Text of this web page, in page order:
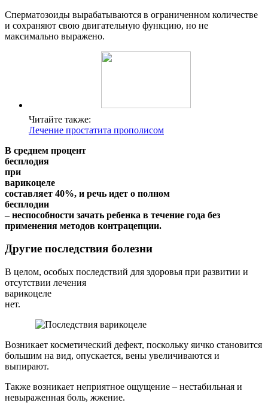
Сперматозоиды вырабатываются в ограниченном количестве
и сохраняют свою двигательную функцию, но не
максимально выражено.
Читайте также:
Лечение простатита прополисом
В среднем процент
бесплодия
при
варикоцеле
составляет 40%, и речь идет о полном
бесплодии
– неспособности зачать ребенка в течение года без
применения методов контрацепции.
Другие последствия болезни
В целом, особых последствий для здоровья при развитии и
отсутствии лечения
варикоцеле
нет.
Возникает косметический дефект, поскольку яичко становится
большим на вид, опускается, вены увеличиваются и
выпирают.
Также возникает неприятное ощущение – нестабильная и
невыраженная боль, жжение.